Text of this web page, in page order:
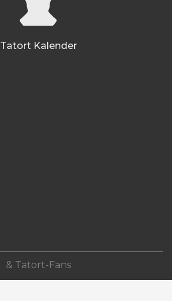
Tatort Kalender
& Tatort-Fans